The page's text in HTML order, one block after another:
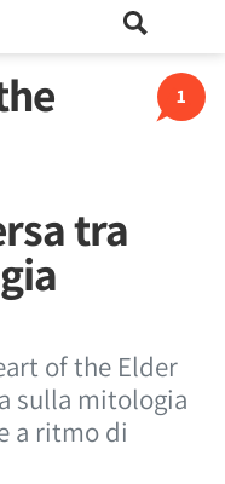
1
tra
of the Elder
sulla mitologia
a ritmo di